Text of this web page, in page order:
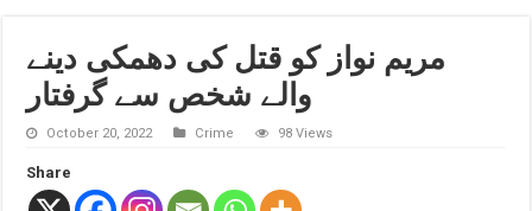
مریم نواز کو قتل کی دھمکی دینے
والے شخص سے گرفتار
October 20, 2022 Crime 98 Views
Share